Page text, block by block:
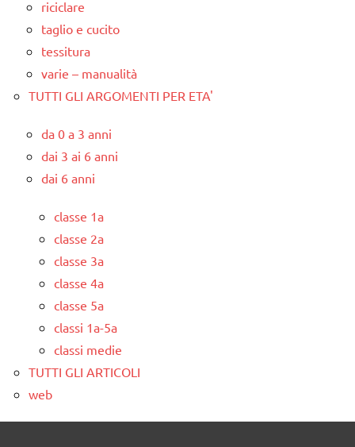
riciclare
taglio e cucito
tessitura
varie – manualità
TUTTI GLI ARGOMENTI PER ETA'
da 0 a 3 anni
dai 3 ai 6 anni
dai 6 anni
classe 1a
classe 2a
classe 3a
classe 4a
classe 5a
classi 1a-5a
classi medie
TUTTI GLI ARTICOLI
web